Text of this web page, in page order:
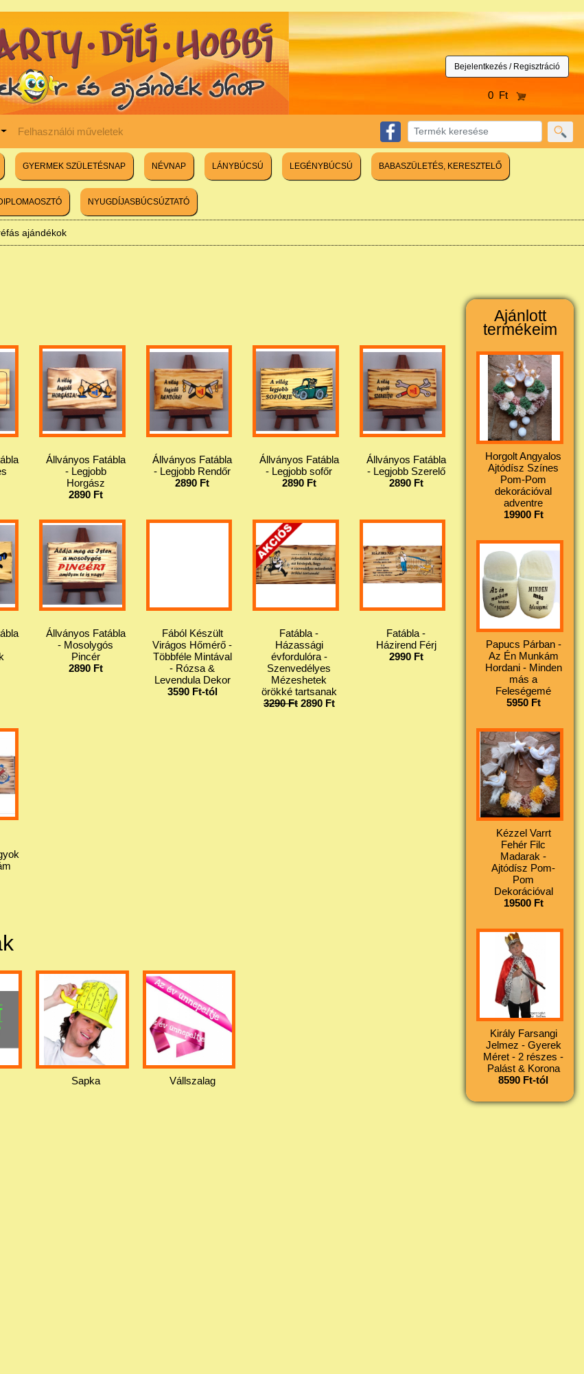
Bejelentkezés / Regisztráció
0 Ft
Felhasználói műveletek
GYERMEK SZÜLETÉSNAP NÉVNAP LÁNYBÚCSÚ LEGÉNYBÚCSÚ BABASZÜLETÉS, KERESZTELŐ
NYUGDÍJASBÚCSÚZTATÓ
ajándékok
Állványos Fatábla
- Legjobb
Horgász
2890 Ft
Állványos Fatábla
- Legjobb Rendőr
2890 Ft
Állványos Fatábla
- Legjobb sofőr
2890 Ft
Állványos Fatábla
- Legjobb Szerelő
2890 Ft
Állványos Fatábla
- Mosolygós
Pincér
2890 Ft
Fából Készült
Virágos Hőmérő -
Többféle Mintával
- Rózsa &
Levendula Dekor
3590 Ft-tól
Fatábla -
Házassági
évfordulóra -
Szenvedélyes
Mézeshetek
örökké tartsanak
3290 Ft2890 Ft
Fatábla -
Házirend Férj
2990 Ft
Sapka Vállszalag
Ajánlott
termékeim
Horgolt Angyalos
Ajtódísz Színes
Pom-Pom
dekorációval
adventre
19900 Ft
Papucs Párban -
Az Én Munkám
Hordani - Minden
más a
Feleségemé
5950 Ft
Kézzel Varrt
Fehér Filc
Madarak -
Ajtódísz Pom-
Pom
Dekorációval
19500 Ft
Király Farsangi
Jelmez - Gyerek
Méret - 2 részes -
Palást & Korona
8590 Ft-tól